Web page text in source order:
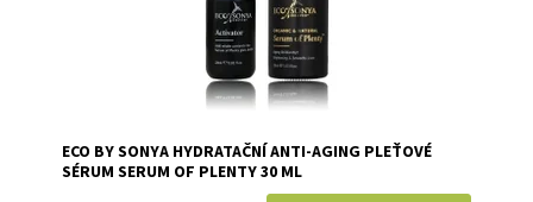
ECO BY SONYA HYDRATAČNÍ ANTI-AGING PLEŤOVÉ
SÉRUM SERUM OF PLENTY 30 ML